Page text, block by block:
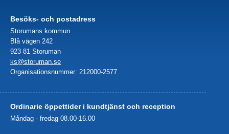
Besöks- och postadress
Storumans kommun
Blå vägen 242
923 81 Storuman
ks@storuman.se
Organisationsnummer: 212000-2577
Ordinarie öppettider i kundtjänst och reception
Måndag - fredag 08.00-16.00